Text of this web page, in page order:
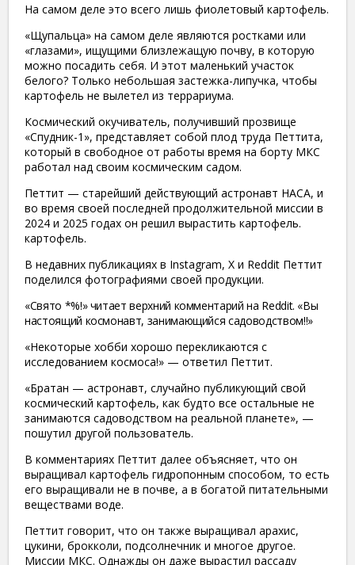
На самом деле это всего лишь фиолетовый картофель.
«Щупальца» на самом деле являются ростками или
«глазами», ищущими близлежащую почву, в которую
можно посадить себя. И этот маленький участок
белого? Только небольшая застежка-липучка, чтобы
картофель не вылетел из террариума.
Космический окучиватель, получивший прозвище
«Спудник-1», представляет собой плод труда Петтита,
который в свободное от работы время на борту МКС
работал над своим космическим садом.
Петтит — старейший действующий астронавт НАСА, и
во время своей последней продолжительной миссии в
2024 и 2025 годах он решил вырастить картофель.
картофель.
В недавних публикациях в Instagram, X и Reddit Петтит
поделился фотографиями своей продукции.
«Свято *%!» читает верхний комментарий на Reddit. «Вы
настоящий космонавт, занимающийся садоводством!!»
«Некоторые хобби хорошо перекликаются с
исследованием космоса!» — ответил Петтит.
«Братан — астронавт, случайно публикующий свой
космический картофель, как будто все остальные не
занимаются садоводством на реальной планете», —
пошутил другой пользователь.
В комментариях Петтит далее объясняет, что он
выращивал картофель гидропонным способом, то есть
его выращивали не в почве, а в богатой питательными
веществами воде.
Петтит говорит, что он также выращивал арахис,
цукини, брокколи, подсолнечник и многое другое.
Миссии МКС. Однажды он даже вырастил рассаду